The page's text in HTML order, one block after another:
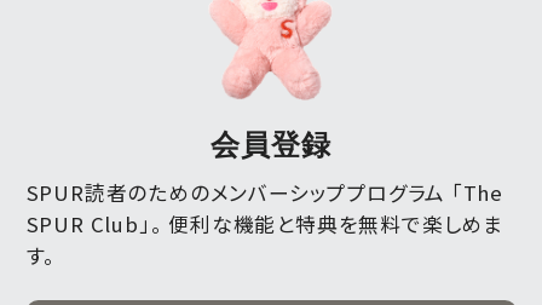
会員登録
SPUR読者のためのメンバーシッププログラム 「The
SPUR Club」。 便利な機能と特典を無料で楽しめま
す。